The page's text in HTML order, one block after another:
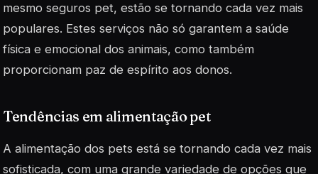
mesmo seguros pet, estão se tornando cada vez mais
populares. Estes serviços não só garantem a saúde
física e emocional dos animais, como também
proporcionam paz de espírito aos donos.
Tendências em alimentação pet
A alimentação dos pets está se tornando cada vez mais
sofisticada, com uma grande variedade de opções que